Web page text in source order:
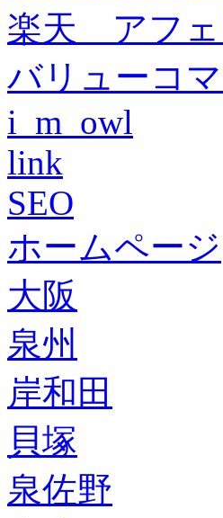
楽天 アフェ
バリューコ
i_m_owl
link
SEO
ホームページ
大阪
泉州
岸和田
貝塚
泉佐野